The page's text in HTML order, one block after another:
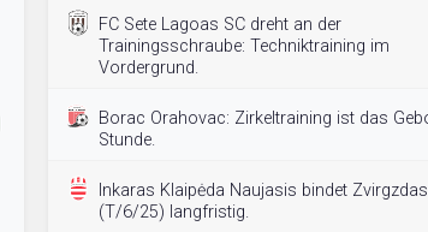
FC Sete Lagoas SC dreht an der
Trainingsschraube: Techniktraining im
Vordergrund.
Borac Orahovac: Zirkeltraining ist das
Stunde.
Inkaras Klaipėda Naujasis bindet
(T/6/25) langfristig.